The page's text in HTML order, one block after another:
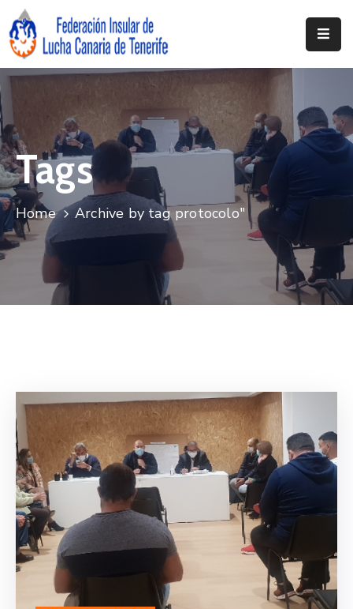
Inicio
Clubs
Documentación
Noticias
Contacto
Resoluciones
Tags
Home Archive by tag protocolo"